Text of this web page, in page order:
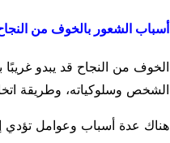
أسباب الشعور بالخوف من
الخوف من النجاح قد يبدو
الشخص وسلوكياته، وطريقة
هناك عدة أسباب وعوامل تؤدي